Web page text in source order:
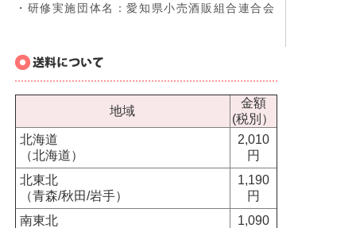
・研修実施団体名：愛知県小売酒販組合連合会
地域
金額
(税別）
北海道
（北海道）
2,010
円
北東北
（青森/秋田/岩手）
1,190
円
南東北
1,090